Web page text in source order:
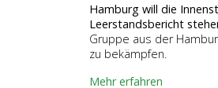
Hamburg will die
Leerstandsbericht
Gruppe aus der
zu bekämpfen.
Mehr erfahren